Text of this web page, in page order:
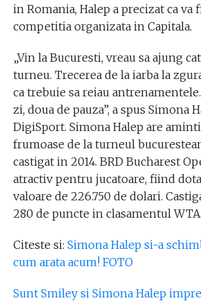
in Romania, Halep a precizat ca va
competitia organizata in Capitala.
„Vin la Bucuresti, vreau sa ajung
turneu. Trecerea de la iarba la
ca trebuie sa reiau
zi, doua de pauza”, a spus Simona
DigiSport. Simona Halep are
frumoase de la turneul
castigat in 2014. BRD Bucharest
atractiv pentru jucatoare, fiind
valoare de 226.750 de dolari.
280 de puncte in clasamentul WTA.
Citeste si: Simona Halep si-a
cum arata acum! FOTO
Sunt Smiley si Simona Halep